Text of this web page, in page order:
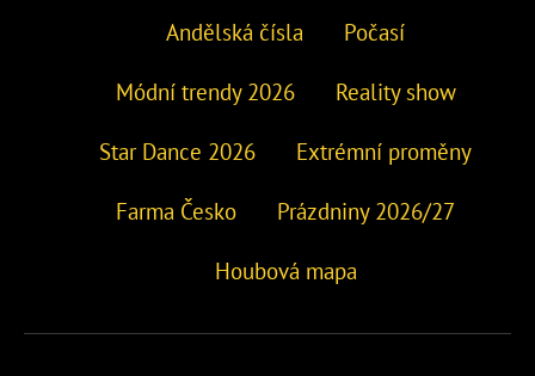
Andělská čísla Počasí
Módní trendy 2026 Reality show
Star Dance 2026 Extrémní proměny
Farma Česko Prázdniny 2026/27
Houbová mapa